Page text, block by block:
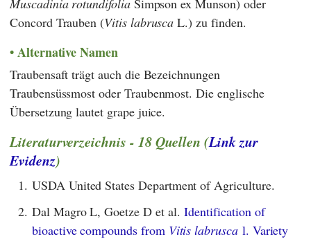
Concord Trauben (Vitis labrusca L.) zu finden.
Alternative Namen
Traubensaft trägt auch die Bezeichnungen
Traubensüssmost oder Traubenmost. Die englische
Übersetzung lautet grape juice.
Literaturverzeichnis - 18 Quellen (Link zur
Evidenz)
1. USDA United States Department of Agriculture.
2. Dal Magro L, Goetze D et al.Identification of
bioactive compounds from Vitis labruscal. Variety